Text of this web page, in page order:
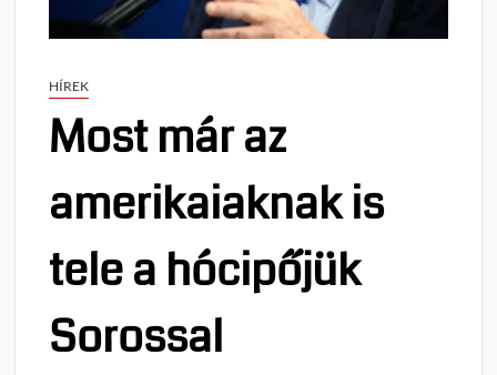
HÍREK
Most már az
amerikaiaknak is
tele a hócipőjük
Sorossal